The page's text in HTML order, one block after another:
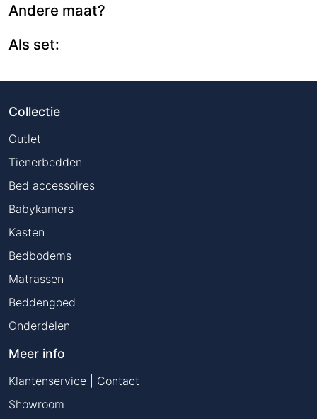
Andere maat?
Als set:
Collectie
Outlet
Tienerbedden
Bed accessoires
Babykamers
Kasten
Bedbodems
Matrassen
Beddengoed
Onderdelen
Meer info
Klantenservice | Contact
Showroom